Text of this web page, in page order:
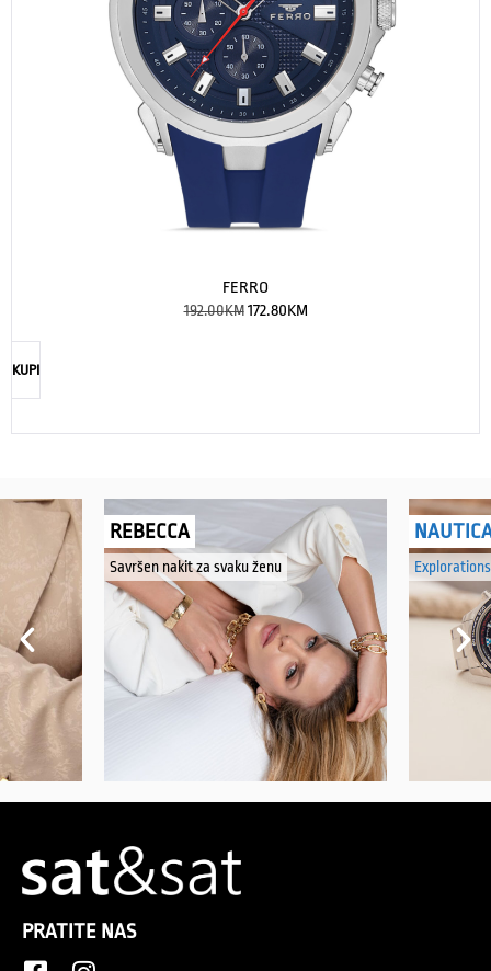
FERRO
192.00KM 172.80KM
KUPI
REBECCA
Savršen nakit za svaku ženu
PRATITE NAS